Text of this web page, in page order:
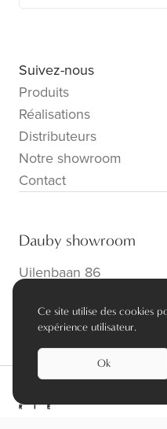
Suivez-nous
Produits
Réalisations
Distributeurs
Notre showroom
Contact
Dauby showroom
Uilenbaan 86
info@dauby.be|+32 3
Ce site utilise des cookies
expérience utilisateur.
Ok